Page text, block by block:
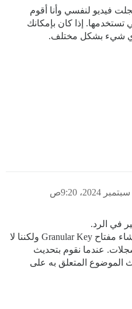
فيديو لنفسي وأنا أقوم
تستخدمها. إذا كان بإمكانك
أي شيء بشكل مختلف.
في الرد.
نحن نتبع نفس الإجراء بالضبط لإنشاء مفتاح Granular Key ولكننا لا
الخطأ 403 في السجلات. عندما نقوم بتحديث
الموضوع المتعلق به على